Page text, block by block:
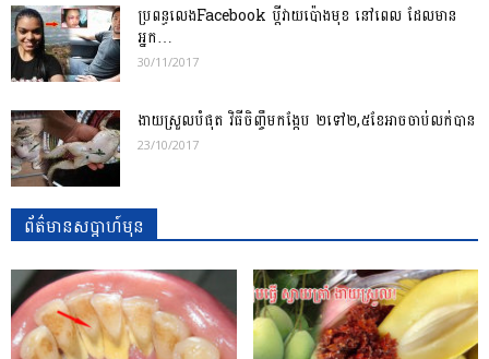
ប្រពន្ធលេងFacebook ប្តីវាយប៉ោងមុខ នៅពេល ដែលមាន
អ្នក…
30/11/2017
ងាយស្រួលបំផុត វិធីចិញ្ចឹមកង្កែប ២ទៅ២,៥ខែអាចចាប់លក់បាន
23/10/2017
ព័ត៌មានសប្តាហ៍មុន